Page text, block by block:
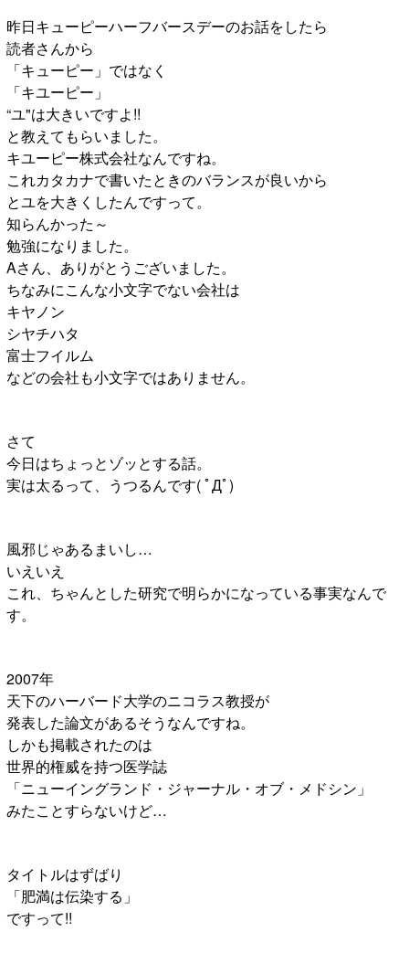
昨日キューピーハーフバースデーのお話をしたら
読者さんから
「キューピー」ではなく
「キユーピー」
“ユ"は大きいですよ!!
と教えてもらいました。
キユーピー株式会社なんですね。
これカタカナで書いたときのバランスが良いから
とユを大きくしたんですって。
知らんかった～
勉強になりました。
Aさん、ありがとうございました。
ちなみにこんな小文字でない会社は
キヤノン
シヤチハタ
富士フイルム
などの会社も小文字ではありません。
さて
今日はちょっとゾッとする話。
実は太るって、うつるんです( ﾟДﾟ)
風邪じゃあるまいし…
いえいえ
これ、ちゃんとした研究で明らかになっている事実なんで
す。
2007年
天下のハーバード大学のニコラス教授が
発表した論文があるそうなんですね。
しかも掲載されたのは
世界的権威を持つ医学誌
「ニューイングランド・ジャーナル・オブ・メドシン」
みたことすらないけど…
タイトルはずばり
「肥満は伝染する」
ですって!!